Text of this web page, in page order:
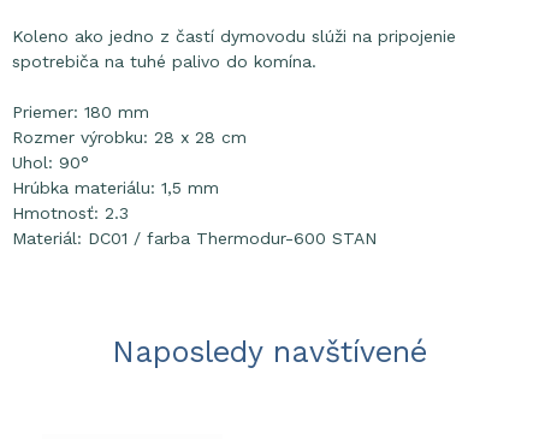
Koleno ako jedno z častí dymovodu slúži na pripojenie
spotrebiča na tuhé palivo do komína.
Priemer: 180 mm
Rozmer výrobku: 28 x 28 cm
Uhol: 90°
Hrúbka materiálu: 1,5 mm
Hmotnosť: 2.3
Materiál: DC01 / farba Thermodur-600 STAN
Naposledy navštívené